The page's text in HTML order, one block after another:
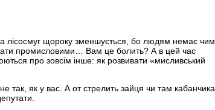
лісосмуг щороку зменшується, бо людям немає чим
промисловими… Вам це болить? А в цей час
про зовсім інше: як розвивати «мисливський
так, як у вас. А от стрелить зайця чи там кабанчика